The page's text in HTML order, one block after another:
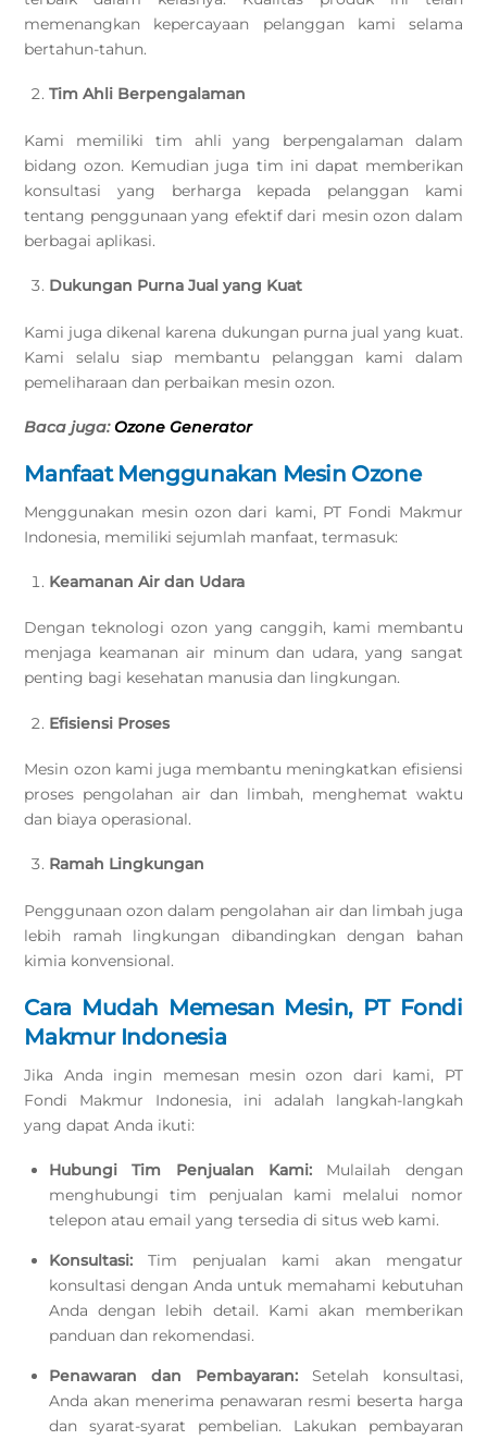
memenangkan kepercayaan pelanggan kami selama
bertahun-tahun.
Tim Ahli Berpengalaman
Kami memiliki tim ahli yang berpengalaman dalam
bidang ozon. Kemudian juga tim ini dapat memberikan
konsultasi yang berharga kepada pelanggan kami
tentang penggunaan yang efektif dari mesin ozon dalam
berbagai aplikasi.
Dukungan Purna Jual yang Kuat
Kami juga dikenal karena dukungan purna jual yang kuat.
Kami selalu siap membantu pelanggan kami dalam
pemeliharaan dan perbaikan mesin ozon.
Baca juga:Ozone Generator
Manfaat Menggunakan Mesin Ozone
Menggunakan mesin ozon dari kami, PT Fondi Makmur
Indonesia, memiliki sejumlah manfaat, termasuk:
Keamanan Air dan Udara
Dengan teknologi ozon yang canggih, kami membantu
menjaga keamanan air minum dan udara, yang sangat
penting bagi kesehatan manusia dan lingkungan.
Efisiensi Proses
Mesin ozon kami juga membantu meningkatkan efisiensi
proses pengolahan air dan limbah, menghemat waktu
dan biaya operasional.
Ramah Lingkungan
Penggunaan ozon dalam pengolahan air dan limbah juga
lebih ramah lingkungan dibandingkan dengan bahan
kimia konvensional.
Cara Mudah Memesan Mesin, PT Fondi
Makmur Indonesia
Jika Anda ingin memesan mesin ozon dari kami, PT
Fondi Makmur Indonesia, ini adalah langkah-langkah
yang dapat Anda ikuti:
Hubungi Tim Penjualan Kami:Mulailah dengan
menghubungi tim penjualan kami melalui nomor
telepon atau email yang tersedia di situs web kami.
Konsultasi:Tim penjualan kami akan mengatur
konsultasi dengan Anda untuk memahami kebutuhan
Anda dengan lebih detail. Kami akan memberikan
panduan dan rekomendasi.
Penawaran dan Pembayaran:Setelah konsultasi,
Anda akan menerima penawaran resmi beserta harga
dan syarat-syarat pembelian. Lakukan pembayaran